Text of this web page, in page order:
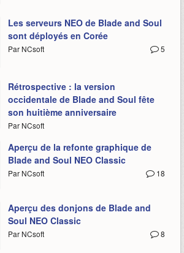
Les serveurs NEO de Blade and Soul
sont déployés en Corée
5
Par NCsoft
Rétrospective : la version
occidentale de Blade and Soul fête
son huitième anniversaire
Par NCsoft
Aperçu de la refonte graphique de
Blade and Soul NEO Classic
18
Par NCsoft
Aperçu des donjons de Blade and
Soul NEO Classic
8
Par NCsoft